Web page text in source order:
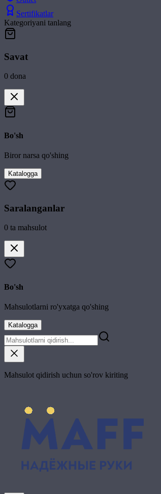
Sertifikatlar
Kategoriyani tanlang
Savat
0 dona
Bo'sh
Biror narsa qo'shing
Katalogga
Saralanganlar
0 ta mahsulot
Bo'sh
Mahsulotlarni ro'yxatga qo'shing
Katalogga
Mahsulot qidirish uchun so'rov kiriting